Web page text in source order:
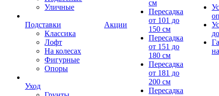
Уличные
Подставки
Классика
Лофт
На колесах
Фигурные
Опоры
Уход
Акции
см
Пересадка
от 101 до
150 см
Пересадка
от 151 до
180 см
Пересадка
от 181 до
200 см
Пересадка